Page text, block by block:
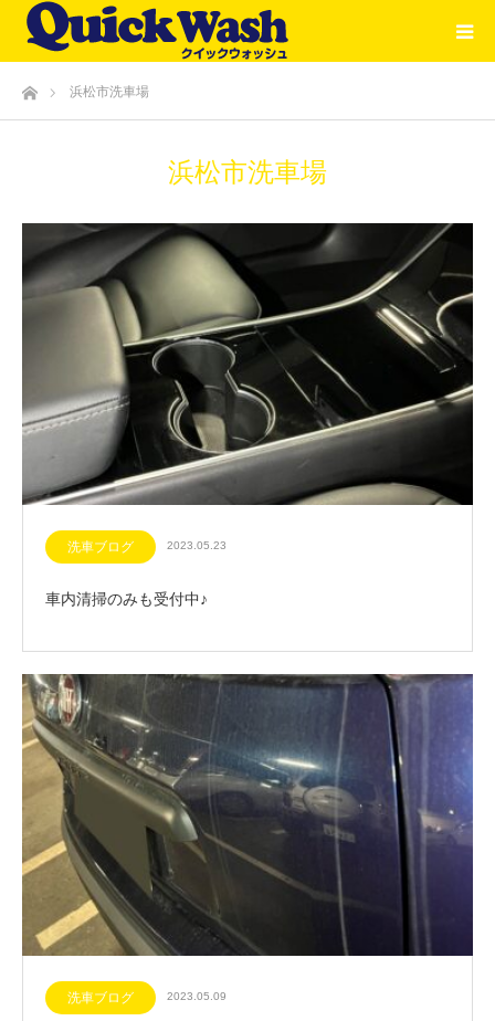
ホーム浜松市洗車場
浜松市洗車場
洗車ブログ 2023.05.23
車内清掃のみも受付中♪
洗車ブログ 2023.05.09